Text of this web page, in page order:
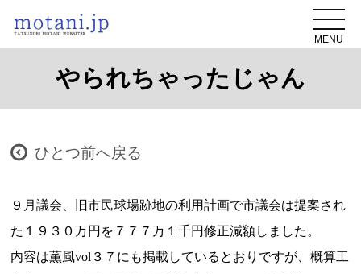
MENU
やられちゃったじゃん
ひとつ前へ戻る
９月議会、旧市民球場跡地の利用計画で市議会は提案され
た１９３０万円を７７７万１千円修正減額しました。
内容は薫風vol３７にも掲載しているとおりですが、概算工